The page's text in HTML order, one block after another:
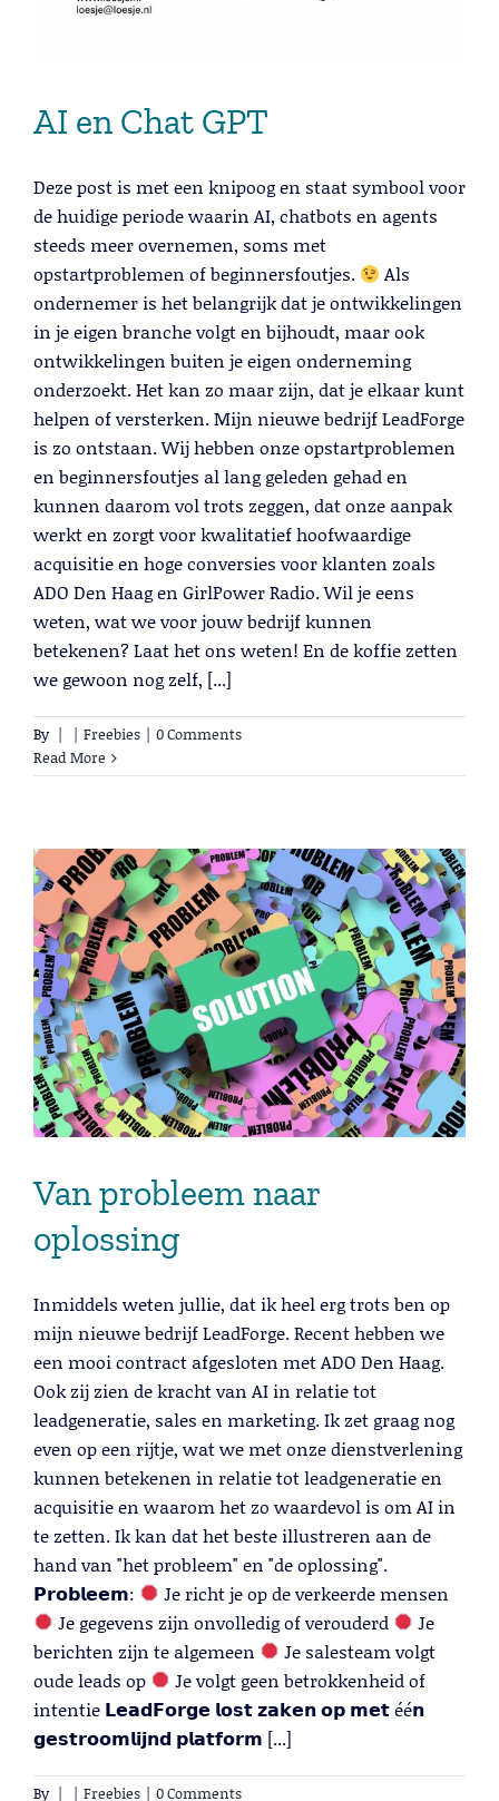
AI en Chat GPT
Deze post is met een knipoog en staat symbool voor
de huidige periode waarin AI, chatbots en agents
steeds meer overnemen, soms met
opstartproblemen of beginnersfoutjes.
Als
ondernemer is het belangrijk dat je ontwikkelingen
in je eigen branche volgt en bijhoudt, maar ook
ontwikkelingen buiten je eigen onderneming
onderzoekt. Het kan zo maar zijn, dat je elkaar kunt
helpen of versterken. Mijn nieuwe bedrijf LeadForge
is zo ontstaan. Wij hebben onze opstartproblemen
en beginnersfoutjes al lang geleden gehad en
kunnen daarom vol trots zeggen, dat onze aanpak
werkt en zorgt voor kwalitatief hoofwaardige
acquisitie en hoge conversies voor klanten zoals
ADO Den Haag en GirlPower Radio. Wil je eens
weten, wat we voor jouw bedrijf kunnen
betekenen? Laat het ons weten! En de koffie zetten
we gewoon nog zelf, [...]
By | | Freebies | 0 Comments
Read More
Van probleem naar
oplossing
Inmiddels weten jullie, dat ik heel erg trots ben op
mijn nieuwe bedrijf LeadForge. Recent hebben we
een mooi contract afgesloten met ADO Den Haag.
Ook zij zien de kracht van AI in relatie tot
leadgeneratie, sales en marketing. Ik zet graag nog
even op een rijtje, wat we met onze dienstverlening
kunnen betekenen in relatie tot leadgeneratie en
acquisitie en waarom het zo waardevol is om AI in
te zetten. Ik kan dat het beste illustreren aan de
hand van "het probleem" en "de oplossing".
𝗣𝗿𝗼𝗯𝗹𝗲𝗲𝗺:
Je richt je op de verkeerde mensen
Je gegevens zijn onvolledig of verouderd
Je
berichten zijn te algemeen
Je salesteam volgt
oude leads op
Je volgt geen betrokkenheid of
intentie 𝗟𝗲𝗮𝗱𝗙𝗼𝗿𝗴𝗲 𝗹𝗼𝘀𝘁 𝘇𝗮𝗸𝗲𝗻 𝗼𝗽 𝗺𝗲𝘁 éé𝗻
𝗴𝗲𝘀𝘁𝗿𝗼𝗼𝗺𝗹𝗶𝗷𝗻𝗱 𝗽𝗹𝗮𝘁𝗳𝗼𝗿𝗺 [...]
By | | Freebies | 0 Comments
Telemarketing
Lees meer
Cold Calling
Lees meer
Trainingen
Lees meer